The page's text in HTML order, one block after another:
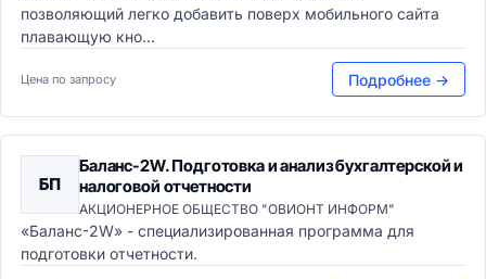
позволяющий легко добавить поверх мобильного сайта
плавающую кно...
Цена по запросу Подробнее →
БП
Баланс-2W. Подготовка и анализ бухгалтерской и
налоговой отчетности
АКЦИОНЕРНОЕ ОБЩЕСТВО "ОВИОНТ ИНФОРМ"
«Баланс-2W» - специализированная программа для
подготовки отчетности.